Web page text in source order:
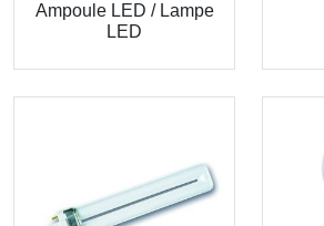
Ampoule LED / Lampe
LED